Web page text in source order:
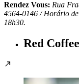
Rendez Vous: Rua
4564-0146 / Horário
18h30.
Red Coffee